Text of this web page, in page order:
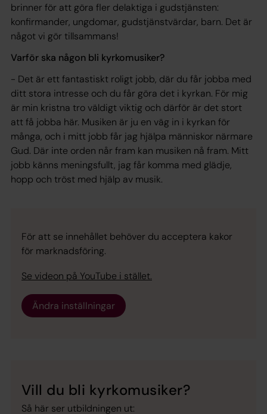
brinner för att göra fler delaktiga i gudstjänsten:
konfirmander, ungdomar, gudstjänstvärdar, barn. Det är
något vi gör tillsammans!
Varför ska någon bli kyrkomusiker?
- Det är ett fantastiskt roligt jobb, där du får jobba med
ditt stora intresse och du får göra det i kyrkan. För mig
är min kristna tro väldigt viktig och därför är det stort
att få jobba här. Musiken är ju en väg in i kyrkan för
många, och i mitt jobb får jag hjälpa människor närmare
Gud. Där inte orden når fram kan musiken nå fram. Mitt
jobb känns meningsfullt, jag får komma med glädje,
hopp och tröst med hjälp av musik.
För att se innehållet behöver du acceptera kakor
för marknadsföring.
Se videon på YouTube i stället.
Ändra inställningar
Vill du bli kyrkomusiker?
Så här ser utbildningen ut: